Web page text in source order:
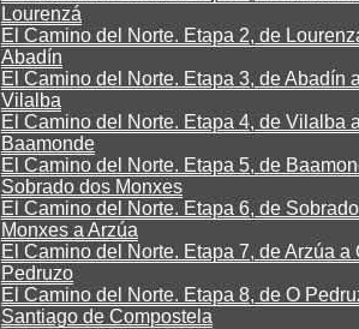
Lourenzá
El Camino del Norte. Etapa 2, de
Abadín
El Camino del Norte. Etapa 3, de Abadín
Vilalba
El Camino del Norte. Etapa 4, de Vilalba
Baamonde
El Camino del Norte. Etapa 5, de
Sobrado dos Monxes
El Camino del Norte. Etapa 6, de
Monxes a Arzúa
El Camino del Norte. Etapa 7, de Arzúa a
Pedruzo
El Camino del Norte. Etapa 8, de O
Santiago de Compostela